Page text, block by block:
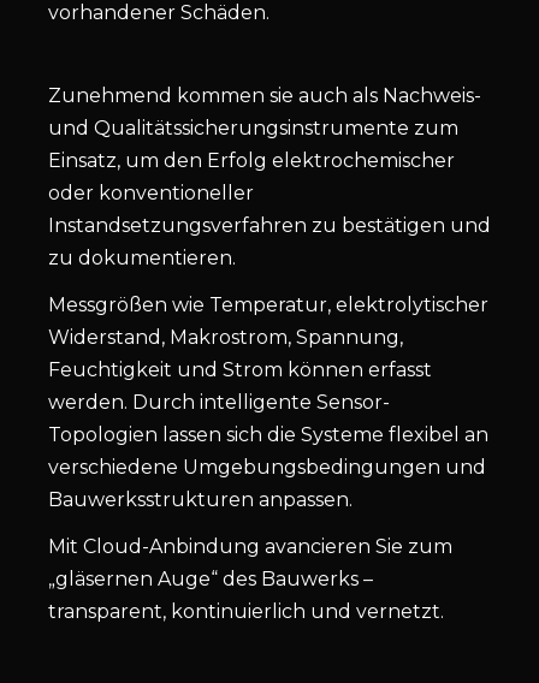
vorhandener Schäden.
Zunehmend kommen sie auch als Nachweis-
und Qualitätssicherungsinstrumente zum
Einsatz, um den Erfolg elektrochemischer
oder konventioneller
Instandsetzungsverfahren zu bestätigen und
zu dokumentieren.
Messgrößen wie Temperatur, elektrolytischer
Widerstand, Makrostrom, Spannung,
Feuchtigkeit und Strom können erfasst
werden. Durch intelligente Sensor-
Topologien lassen sich die Systeme flexibel an
verschiedene Umgebungsbedingungen und
Bauwerksstrukturen anpassen.
Mit Cloud-Anbindung avancieren Sie zum
„gläsernen Auge“ des Bauwerks –
transparent, kontinuierlich und vernetzt.